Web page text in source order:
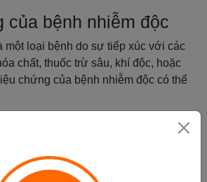
của bệnh nhiễm độc
một loại bệnh do sự tiếp xúc với các
chất, thuốc trừ sâu, khí độc, hoặc
chứng của bệnh nhiễm độc có thể